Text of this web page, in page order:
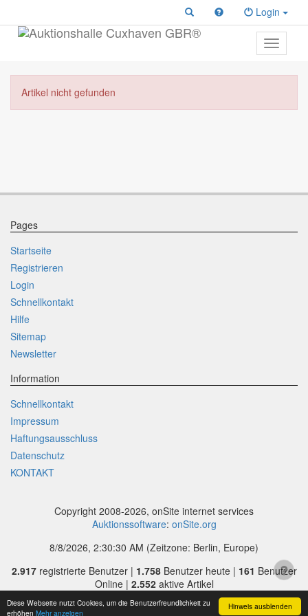
Hinweis ausblenden
Diese Webseite nutzt Cookies, um die Benutzerfreundlichkeit zu
erhöhen Mehr anzeigen
Login
Toggle
primary
Artikel nicht gefunden
Pages
Startseite
Registrieren
Login
Schnellkontakt
Hilfe
Sitemap
Newsletter
Information
Schnellkontakt
Impressum
Haftungsausschluss
Datenschutz
KONTAKT
Copyright 2008-2026, onSite internet services
Auktionssoftware: onSite.org
8/8/2026, 2:30:30 AM (Zeitzone: Berlin, Europe)
2.917registrierte Benutzer | 1.758Benutzer heute | 161 Benutzer
Online | 2.552aktive Artikel